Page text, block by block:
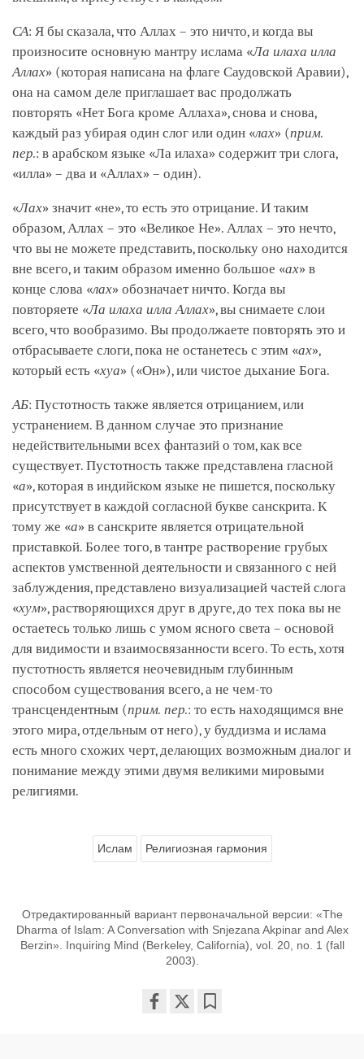
СА: Я бы сказала, что Аллах – это ничто, и когда вы
произносите основную мантру ислама «Ла илаха илла
Аллах» (которая написана на флаге Саудовской Аравии),
она на самом деле приглашает вас продолжать
повторять «Нет Бога кроме Аллаха», снова и снова,
каждый раз убирая один слог или один «лах» (прим.
пер.: в арабском языке «Ла илаха» содержит три слога,
«илла» – два и «Аллах» – один).
«Лах» значит «не», то есть это отрицание. И таким
образом, Аллах – это «Великое Не». Аллах – это нечто,
что вы не можете представить, поскольку оно находится
вне всего, и таким образом именно большое «ах» в
конце слова «лах» обозначает ничто. Когда вы
повторяете «Ла илаха илла Аллах», вы снимаете слои
всего, что вообразимо. Вы продолжаете повторять это и
отбрасываете слоги, пока не останетесь с этим «ах»,
который есть «хуа» («Он»), или чистое дыхание Бога.
АБ: Пустотность также является отрицанием, или
устранением. В данном случае это признание
недействительными всех фантазий о том, как все
существует. Пустотность также представлена гласной
«а», которая в индийском языке не пишется, поскольку
присутствует в каждой согласной букве санскрита. К
тому же «а» в санскрите является отрицательной
приставкой. Более того, в тантре растворение грубых
аспектов умственной деятельности и связанного с ней
заблуждения, представлено визуализацией частей слога
«хум», растворяющихся друг в друге, до тех пока вы не
остаетесь только лишь с умом ясного света – основой
для видимости и взаимосвязанности всего. То есть, хотя
пустотность является неочевидным глубинным
способом существования всего, а не чем-то
трансцендентным (прим. пер.: то есть находящимся вне
этого мира, отдельным от него), у буддизма и ислама
есть много схожих черт, делающих возможным диалог и
понимание между этими двумя великими мировыми
религиями.
Ислам Религиозная гармония
Отредактированный вариант первоначальной версии: «The
Dharma of Islam: A Conversation with Snjezana Akpinar and Alex
Berzin». Inquiring Mind (Berkeley, California), vol. 20, no. 1 (fall
2003).